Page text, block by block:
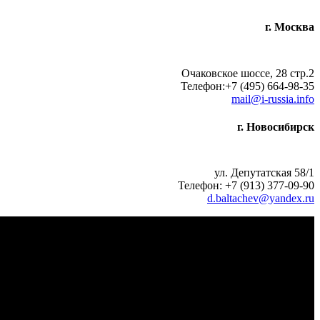
г. Москва
Очаковское шоссе, 28 стр.2
Телефон:+7 (495) 664-98-35
mail@i-russia.info
г. Новосибирск
ул. Депутатская 58/1
Телефон: +7 (913) 377-09-90
d.baltachev@yandex.ru